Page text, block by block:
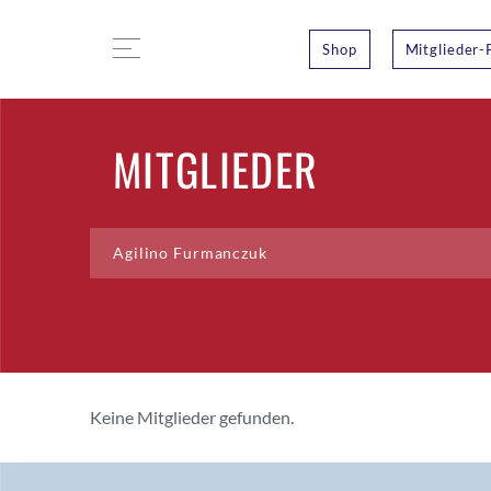
Shop Mitglieder-
MITGLIEDER
Keine Mitglieder gefunden.